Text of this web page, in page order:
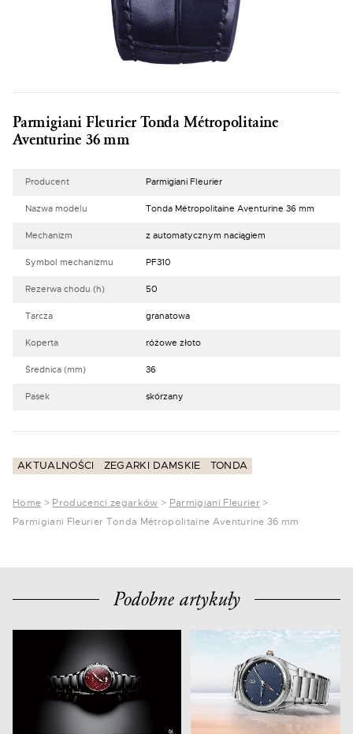
Parmigiani Fleurier Tonda Métropolitaine
Aventurine 36 mm
Producent Parmigiani Fleurier
Nazwa modelu Tonda Métropolitaine Aventurine 36 mm
Mechanizm z automatycznym naciągiem
Symbol mechanizmu PF310
Rezerwa chodu (h) 50
Tarcza granatowa
Koperta różowe złoto
Średnica (mm) 36
Pasek skórzany
AKTUALNOŚCI ZEGARKI DAMSKIE TONDA
Home > Producenci zegarków > Parmigiani Fleurier>
Parmigiani Fleurier Tonda Métropolitaine Aventurine 36 mm
Podobne artykuły